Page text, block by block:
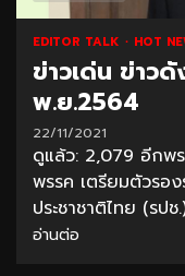
EDITOR TALK HOT
ข่าวเด่น ข่าว
พ.ย.2564
22/11/2021
ดูแล้ว: 2,079 อีกพร
พรรค เตรียมตัวรอ
ประชาชาติไทย (รป
อ่านต่อ